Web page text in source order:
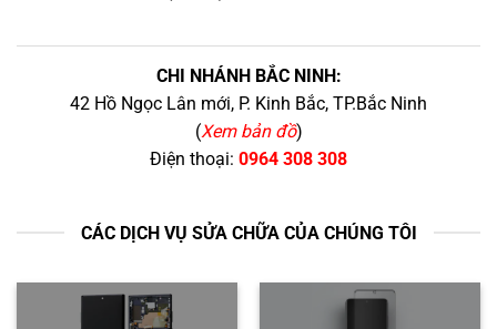
CHI NHÁNH BẮC NINH:
42 Hồ Ngọc Lân mới, P. Kinh Bắc, TP.Bắc Ninh
(Xem bản đồ)
Điện thoại: 0964 308 308
CÁC DỊCH VỤ SỬA CHỮA CỦA CHÚNG TÔI